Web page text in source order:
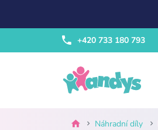
+420 733 180 793
Náhradní díly